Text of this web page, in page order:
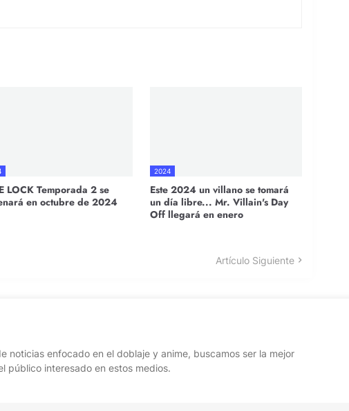
LOCK Temporada 2 se
en octubre de 2024
2024
Este 2024 un villano se tomará
un día libre... Mr. Villain's Day
Off llegará en enero
Artículo Siguiente
noticias enfocado en el doblaje y anime, buscamos ser la mejor
público interesado en estos medios.